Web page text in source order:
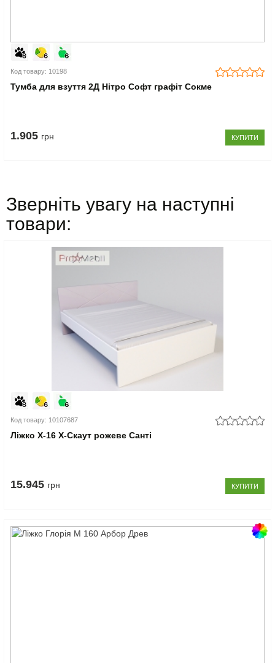
Код товару: 10198
Тумба для взуття 2Д Нітро Софт графіт Сокме
1.905 грн КУПИТИ
Зверніть увагу на наступні
товари:
Код товару: 10107687
Ліжко Х-16 X-Скаут рожеве Санті
15.945 грн КУПИТИ